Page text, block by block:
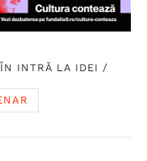
INTRĂ LA IDEI /